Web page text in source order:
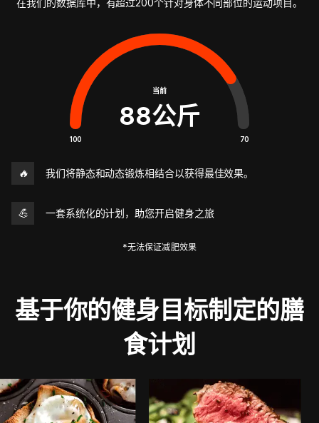
在我们的数据库中，有超过200个针对身体不同部位的运动项目。
当前
88公斤
100 70
🔥 我们将静态和动态锻炼相结合以获得最佳效果。
💪 一套系统化的计划，助您开启健身之旅
*无法保证减肥效果
基于你的健身目标制定的膳
食计划